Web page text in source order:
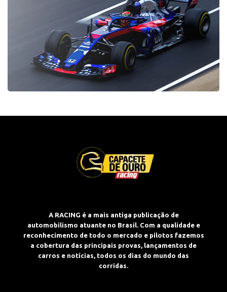
A RACING é a mais antiga publicação de
automobilismo atuante no Brasil. Com a qualidade e
reconhecimento de todo o mercado e pilotos fazemos
a cobertura das principais provas, lançamentos de
carros e notícias, todos os dias do mundo das
corridas.